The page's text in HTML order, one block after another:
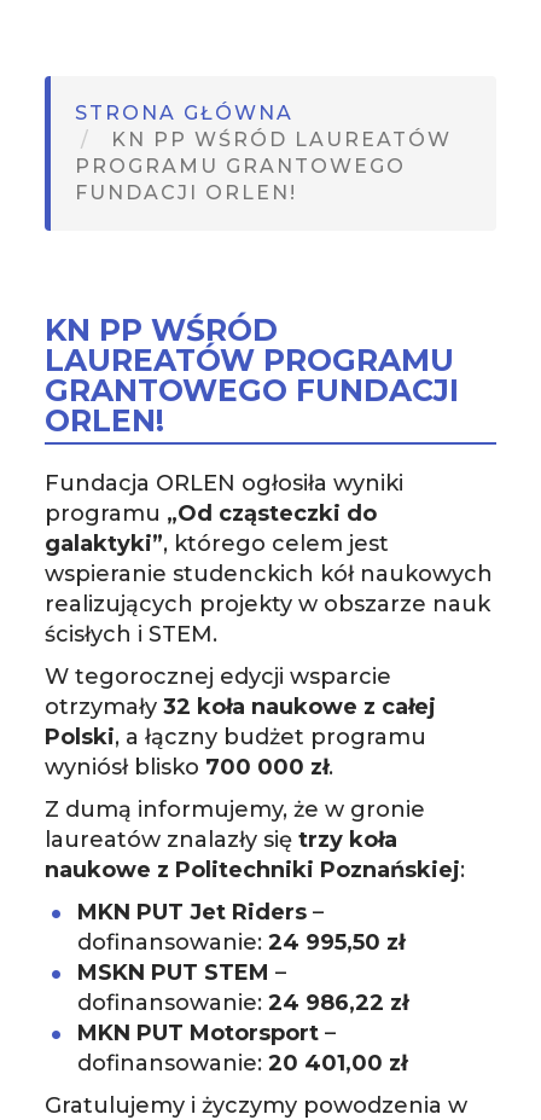
STRONA GŁÓWNA
KN PP WŚRÓD LAUREATÓW
PROGRAMU GRANTOWEGO
FUNDACJI ORLEN!
KN PP WŚRÓD
LAUREATÓW PROGRAMU
GRANTOWEGO FUNDACJI
ORLEN!
Fundacja ORLEN ogłosiła wyniki
programu „Od cząsteczki do
galaktyki”, którego celem jest
wspieranie studenckich kół naukowych
realizujących projekty w obszarze nauk
ścisłych i STEM.
W tegorocznej edycji wsparcie
otrzymały32 koła naukowe z całej
Polski, a łączny budżet programu
wyniósł blisko 700 000 zł.
Z dumą informujemy, że w gronie
laureatów znalazły siętrzy koła
naukowe z Politechniki Poznańskiej:
MKN PUT Jet Riders –
dofinansowanie:24 995,50 zł
MSKN PUT STEM –
dofinansowanie:24 986,22 zł
MKN PUT Motorsport –
dofinansowanie:20 401,00 zł
Gratulujemy i życzymy powodzenia w